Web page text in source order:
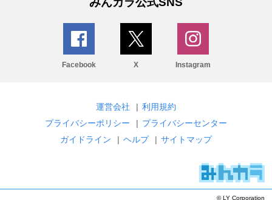
Facebook X Instagram
運営会社 | 利用規約
プライバシーポリシー
| プライバシーセンター
ガイドライン
| ヘルプ | サイトマップ
© LY Corporation